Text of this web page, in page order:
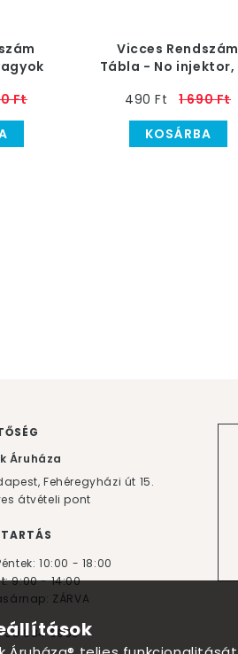
Ft
Vicces Rendszám
Tábla - No injektor,
490 Ft
1 690 Ft
KOSÁRBA
Áruháza
Fehéregyházi út 15.
átvételi pont
10:00 - 18:00
9:00 - 14:00
ZÁRVA
30 984 6955